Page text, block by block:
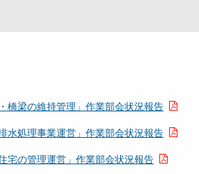
橋梁の維持管理」作業部会状況報告
水処理事業運営」作業部会状況報告
宅の管理運営」作業部会状況報告